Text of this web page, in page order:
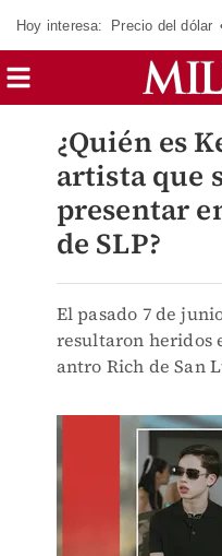
Hoy interesa: Precio del dólar
¿Quién es
artista que
presentar
de SLP?
El pasado 7 de
resultaron heridos
antro Rich de San